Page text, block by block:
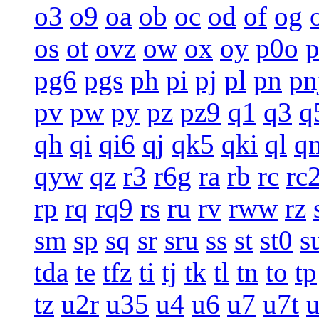
o3 o9 oa ob oc od of og
os ot ovz ow ox oy p0o
pg6 pgs ph pi pj pl pn
pv pw py pz pz9 q1 q3
qh qi qi6 qj qk5 qki ql
qyw qz r3 r6g ra rb rc
rp rq rq9 rs ru rv rww rz
sm sp sq sr sru ss st st0
tda te tfz ti tj tk tl tn to tp
tz u2r u35 u4 u6 u7 u7t